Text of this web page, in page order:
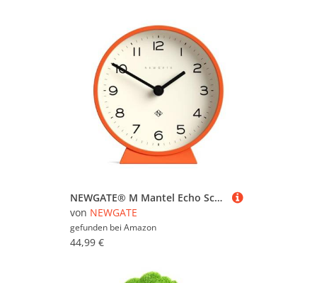
NEWGATE® M Mantel Echo Schreibtischuhr | Modernes rundes Design | Kürbis orange | Leicht lesbare Zahlen | Zeitgenössischer Stil für Schreibtisch, Tisch, Regal oder Nachttisch
von NEWGATE
gefunden bei Amazon
44,99 €